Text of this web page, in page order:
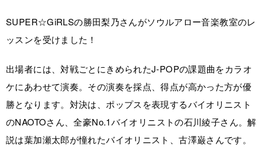
SUPER☆GiRLSの勝田梨乃さんがソウルアロー音楽教室のレ
ッスンを受けました！
出場者には、対戦ごとにきめられたJ-POPの課題曲をカラオ
ケにあわせて演奏。その演奏を採点、得点が高かった方が優
勝となります。対決は、ポップスを表現するバイオリニスト
のNAOTOさん、全豪No.1バイオリニストの石川綾子さん。解
説は葉加瀬太郎が憧れたバイオリニスト、古澤巌さんです。